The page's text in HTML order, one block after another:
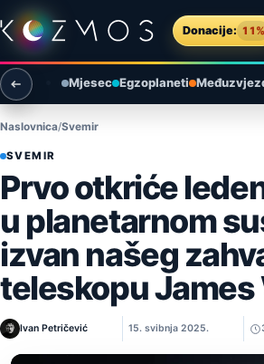
Preskoči na sadržaj
Donacije: 11%
Otvori izbornik
Otvori pretragu
Mjesec Egzoplaneti
Naslovnica Svemir
SVEMIR
Prvo otkriće
u planetarnom
izvan našeg
teleskopu James
Ivan Petričević 15. svibnja 2025.